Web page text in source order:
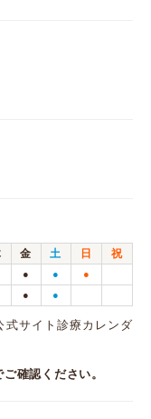
金 土 日
祝
● ● ●
● ●
サイト診療カレンダ
確認ください。